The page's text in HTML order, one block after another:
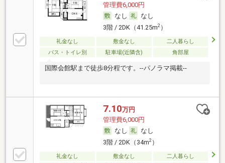
管理費6,000円
なし
なし
3階 / 2DK（41.25m2）
礼金なし 敷金なし
二人暮らし
バス・トイレ別
駐車場(近隣含) 角部屋
国際会館駅まで徒歩8分程です。--パノラマ掲載--
7.10万円
管理費6,000円
なし
なし
3階 / 2DK（34m2）
礼金なし 敷金なし
二人暮らし